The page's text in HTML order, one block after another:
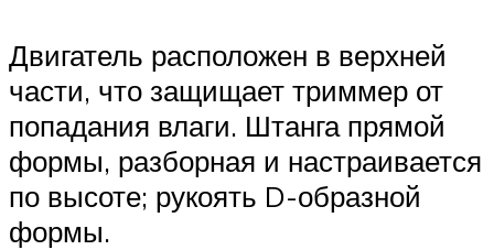
Двигатель расположен в верхней
части, что защищает триммер от
попадания влаги. Штанга прямой
формы, разборная и настраивается
по высоте; рукоять D-образной
формы.